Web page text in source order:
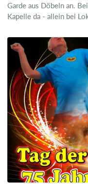
Garde aus Döbeln an.
Kapelle da - allein bei